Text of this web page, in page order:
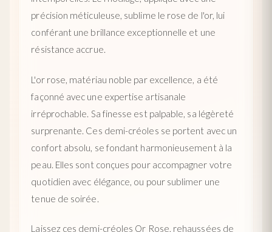
précision méticuleuse, sublime le rose de l'or, lui
conférant une brillance exceptionnelle et une
résistance accrue.
L'or rose, matériau noble par excellence, a été
façonné avec une expertise artisanale
irréprochable. Sa finesse est palpable, sa légèreté
surprenante. Ces demi-créoles se portent avec un
confort absolu, se fondant harmonieusement à la
peau. Elles sont conçues pour accompagner votre
quotidien avec élégance, ou pour sublimer une
tenue de soirée.
Laissez ces demi-créoles Or Rose, rehaussées de